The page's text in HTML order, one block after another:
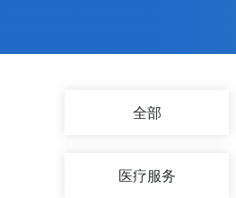
全部
医疗服务